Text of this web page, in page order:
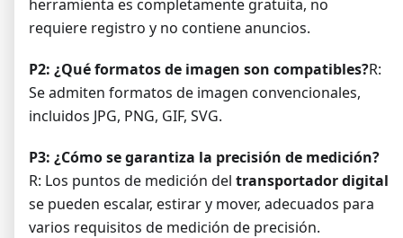
herramienta es completamente gratuita, no
requiere registro y no contiene anuncios.
P2: ¿Qué formatos de imagen son compatibles?R:
Se admiten formatos de imagen convencionales,
incluidos JPG, PNG, GIF, SVG.
P3: ¿Cómo se garantiza la precisión de medición?
R: Los puntos de medición del transportador digital
se pueden escalar, estirar y mover, adecuados para
varios requisitos de medición de precisión.